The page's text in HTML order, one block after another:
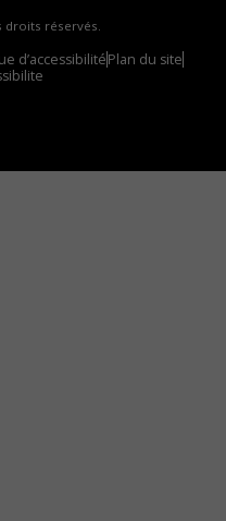
droits réservés.
d’accessibilitéPlan du site